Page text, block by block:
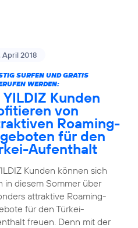
April 2018
SURFEN UND GRATIS
WERDEN:
YILDIZ Kunden
von
Roaming-
für den
Aufenthalt
Kunden können sich
in diesem Sommer über
attraktive Roaming-
für den Türkei-
freuen. Denn mit der